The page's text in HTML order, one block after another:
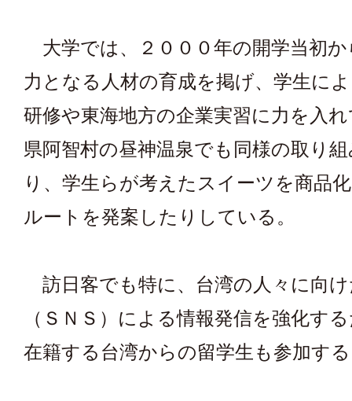
大学では、２０００年の開学当初か
力となる人材の育成を掲げ、学生に
研修や東海地方の企業実習に力を入
県阿智村の昼神温泉でも同様の取り
り、学生らが考えたスイーツを商品
ルートを発案したりしている。
訪日客でも特に、台湾の人々に向
（ＳＮＳ）による情報発信を強化す
在籍する台湾からの留学生も参加す